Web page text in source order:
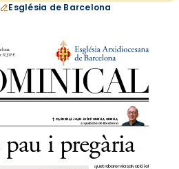
Església de Barcelona